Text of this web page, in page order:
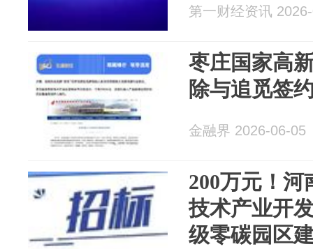
第一财经资讯
枣庄国家高
除与追觅签
金融界 2026-06-05
200万元！
技术产业开
级零碳园区